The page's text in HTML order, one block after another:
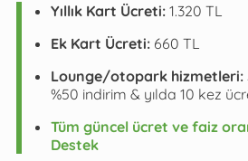
Yıllık Kart Ücreti:1.320 TL
Ek Kart Ücreti:660 TL
Lounge/otopark hizmetleri:
%50 indirim & yılda 10 kez
Tüm güncel ücret ve faiz
Destek